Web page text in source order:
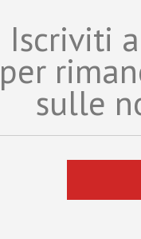
Iscriviti
per
sulle